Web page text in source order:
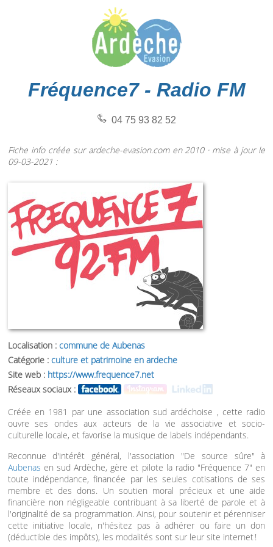
Fréquence7 - Radio FM
04 75 93 82 52
Fiche info créée sur ardeche-evasion.com en 2010 · mise à jour le
09-03-2021 :
Localisation : commune de Aubenas
Catégorie : culture et patrimoine en ardeche
Site web : https://www.frequence7.net
Réseaux sociaux :
Créée en 1981 par une association sud ardéchoise , cette radio
ouvre ses ondes aux acteurs de la vie associative et socio-
culturelle locale, et favorise la musique de labels indépendants.
Reconnue d'intérêt général, l'association "De source sûre" à
Aubenas en sud Ardèche, gère et pilote la radio "Fréquence 7" en
toute indépendance, financée par les seules cotisations de ses
membre et des dons. Un soutien moral précieux et une aide
financière non négligeable contribuant à sa liberté de parole et à
l'originalité de sa programmation. Ainsi, pour soutenir et pérenniser
cette initiative locale, n'hésitez pas à adhérer ou faire un don
(déductible des impôts), les modalités sont sur leur site internet !